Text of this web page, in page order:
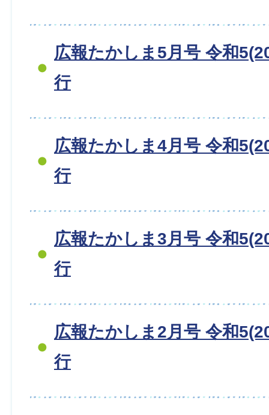
広報たかしま5月号 令和
行
広報たかしま4月号 令和
行
広報たかしま3月号 令和
行
広報たかしま2月号 令和
行